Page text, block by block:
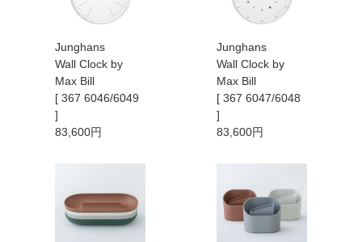
Junghans
Wall Clock by
Max Bill
[ 367 6046/6049
]
83,600円
Junghans
Wall Clock by
Max Bill
[ 367 6047/6048
]
83,600円